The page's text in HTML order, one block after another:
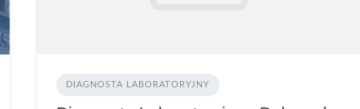
DIAGNOSTA LABORATORYJNY